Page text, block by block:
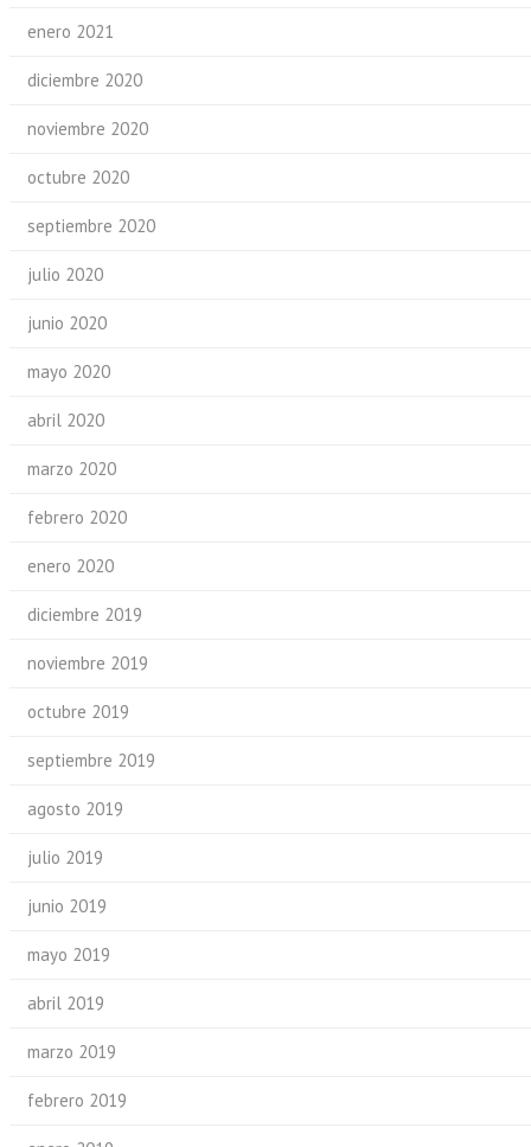
enero 2021
diciembre 2020
noviembre 2020
octubre 2020
septiembre 2020
julio 2020
junio 2020
mayo 2020
abril 2020
marzo 2020
febrero 2020
enero 2020
diciembre 2019
noviembre 2019
octubre 2019
septiembre 2019
agosto 2019
julio 2019
junio 2019
mayo 2019
abril 2019
marzo 2019
febrero 2019